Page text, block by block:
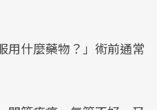
用什麼藥物？」術前通常